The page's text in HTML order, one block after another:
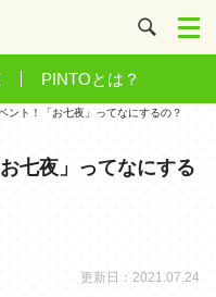
PINTOとは？
ント！「お七夜」ってなにするの？
七夜」ってなにする
更新日：2021.07.24